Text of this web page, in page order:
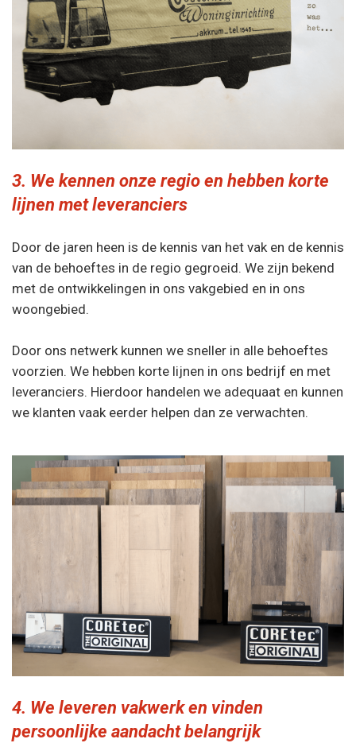
3. We kennen onze regio en hebben korte
lijnen met leveranciers
Door de jaren heen is de kennis van het vak en de kennis
van de behoeftes in de regio gegroeid. We zijn bekend
met de ontwikkelingen in ons vakgebied en in ons
woongebied.
Door ons netwerk kunnen we sneller in alle behoeftes
voorzien. We hebben korte lijnen in ons bedrijf en met
leveranciers. Hierdoor handelen we adequaat en kunnen
we klanten vaak eerder helpen dan ze verwachten.
4. We leveren vakwerk en vinden
persoonlijke aandacht belangrijk